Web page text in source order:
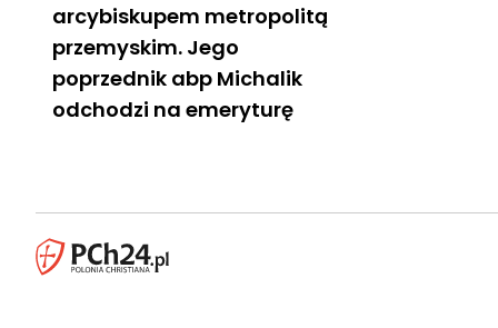
arcybiskupem metropolitą
przemyskim. Jego
poprzednik abp Michalik
odchodzi na emeryturę